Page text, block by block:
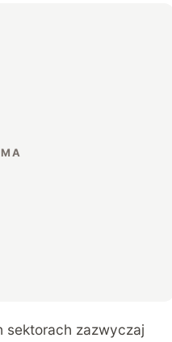
sektorach zazwyczaj